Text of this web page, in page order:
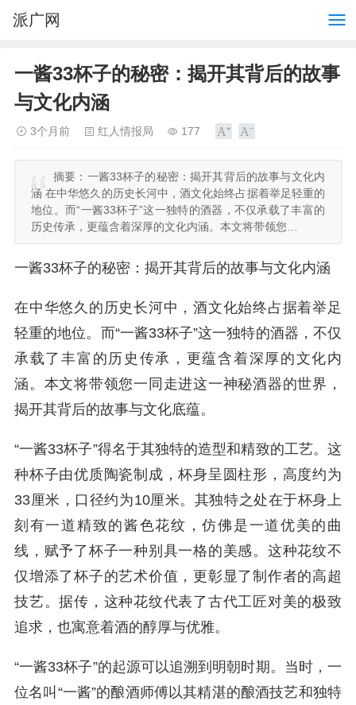
派广网
一酱33杯子的秘密：揭开其背后的故事
与文化内涵
3个月前 红人情报局 177
摘要： 一酱33杯子的秘密：揭开其背后的故事与文化内
涵 在中华悠久的历史长河中，酒文化始终占据着举足轻重的
地位。而“一酱33杯子”这一独特的酒器，不仅承载了丰富的
历史传承，更蕴含着深厚的文化内涵。本文将带领您…
一酱33杯子的秘密：揭开其背后的故事与文化内涵
在中华悠久的历史长河中，酒文化始终占据着举足
轻重的地位。而“一酱33杯子”这一独特的酒器，不仅
承载了丰富的历史传承，更蕴含着深厚的文化内
涵。本文将带领您一同走进这一神秘酒器的世界，
揭开其背后的故事与文化底蕴。
“一酱33杯子”得名于其独特的造型和精致的工艺。这
种杯子由优质陶瓷制成，杯身呈圆柱形，高度约为
33厘米，口径约为10厘米。其独特之处在于杯身上
刻有一道精致的酱色花纹，仿佛是一道优美的曲
线，赋予了杯子一种别具一格的美感。这种花纹不
仅增添了杯子的艺术价值，更彰显了制作者的高超
技艺。据传，这种花纹代表了古代工匠对美的极致
追求，也寓意着酒的醇厚与优雅。
“一酱33杯子”的起源可以追溯到明朝时期。当时，一
位名叫“一酱”的酿酒师傅以其精湛的酿酒技艺和独特